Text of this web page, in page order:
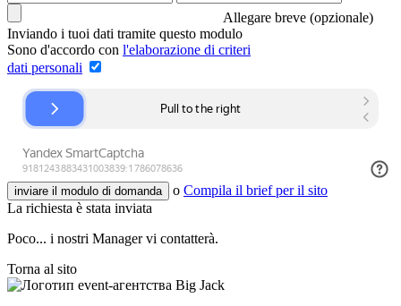
Allegare breve (opzionale)
Inviando i tuoi dati tramite questo modulo
Sono d'accordo con l'elaborazione di criteri
dati personali
inviare il modulo di domanda o Compila il brief per il sito
La richiesta è stata inviata
Poco... i nostri Manager vi contatterà.
Torna al sito